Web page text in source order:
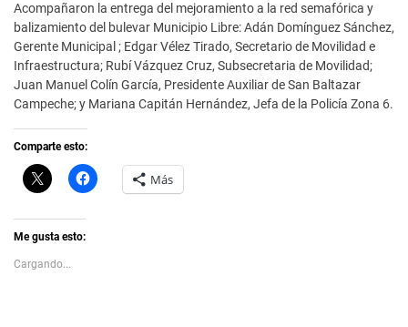
Acompañaron la entrega del mejoramiento a la red semafórica y
balizamiento del bulevar Municipio Libre: Adán Domínguez Sánchez,
Gerente Municipal ; Edgar Vélez Tirado, Secretario de Movilidad e
Infraestructura; Rubí Vázquez Cruz, Subsecretaria de Movilidad;
Juan Manuel Colín García, Presidente Auxiliar de San Baltazar
Campeche; y Mariana Capitán Hernández, Jefa de la Policía Zona 6.
Comparte esto:
C
l
k
t
s
h
H
a Más
Me gusta esto:
Cargando...